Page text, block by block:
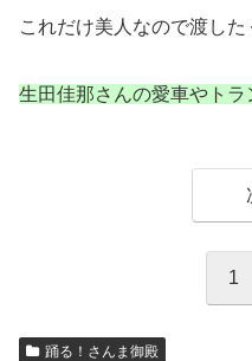
これだけ美人なので渡した
生田佳那さんの愛車やト
1
踊る！さんま御殿